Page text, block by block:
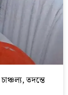
তদন্তে